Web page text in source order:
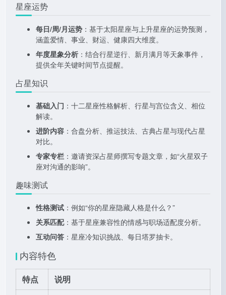
星座运势
每日/周/月运势 ：基于太阳星座与上升星座的运势预测，
涵盖爱情、事业、财运、健康四大维度。
年度星象分析 ：结合行星逆行、新月满月等天象事件，
提供全年关键时间节点提醒。
占星知识
基础入门 ：十二星座性格解析、行星与宫位含义、相位
解读。
进阶内容 ：合盘分析、推运技法、古典占星与现代占星
对比。
专家专栏 ：邀请资深占星师撰写专题文章，如“火星双子
座对沟通的影响”。
趣味测试
性格测试 ：例如“你的星座隐藏人格是什么？”
关系匹配：基于星座兼容性的情感与职场适配度分析。
互动问答 ：星座冷知识挑战、每日塔罗抽卡。
内容特色
特点
说明